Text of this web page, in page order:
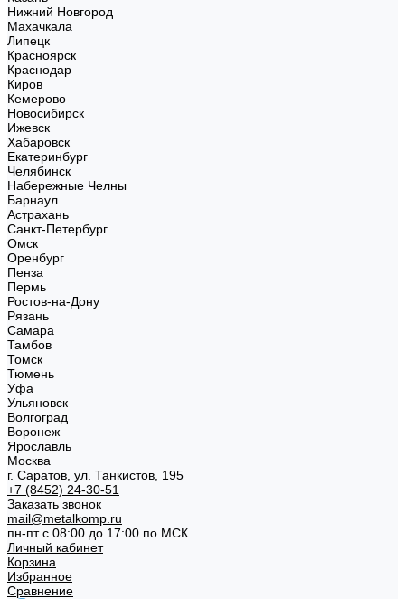
Нижний Новгород
Махачкала
Липецк
Красноярск
Краснодар
Киров
Кемерово
Новосибирск
Ижевск
Хабаровск
Екатеринбург
Челябинск
Набережные Челны
Барнаул
Астрахань
Санкт-Петербург
Омск
Оренбург
Пенза
Пермь
Ростов-на-Дону
Рязань
Самара
Тамбов
Томск
Тюмень
Уфа
Ульяновск
Волгоград
Воронеж
Ярославль
Москва
г. Саратов, ул. Танкистов, 195
+7 (8452) 24-30-51
Заказать звонок
mail@metalkomp.ru
пн-пт с 08:00 до 17:00 по МСК
Личный кабинет
Корзина
Избранное
Сравнение